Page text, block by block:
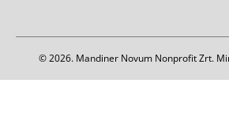
© 2026. Mandiner Novum Nonprofit Zrt.